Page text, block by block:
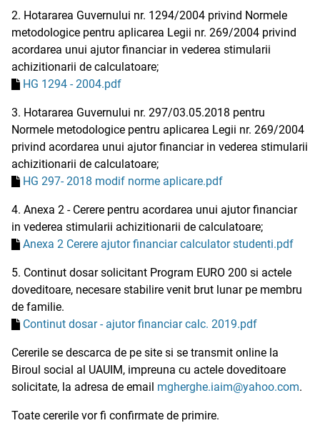
2. Hotararea Guvernului nr. 1294/2004 privind Normele
metodologice pentru aplicarea Legii nr. 269/2004 privind
acordarea unui ajutor financiar in vederea stimularii
achizitionarii de calculatoare;
HG 1294 - 2004.pdf
3. Hotararea Guvernului nr. 297/03.05.2018 pentru
Normele metodologice pentru aplicarea Legii nr. 269/2004
privind acordarea unui ajutor financiar in vederea stimularii
achizitionarii de calculatoare;
HG 297- 2018 modif norme aplicare.pdf
4. Anexa 2 - Cerere pentru acordarea unui ajutor financiar
in vederea stimularii achizitionarii de calculatoare;
Anexa 2 Cerere ajutor financiar calculator studenti.pdf
5. Continut dosar solicitant Program EURO 200 si actele
doveditoare, necesare stabilire venit brut lunar pe membru
de familie.
Continut dosar - ajutor financiar calc. 2019.pdf
Cererile se descarca de pe site si se transmit online la
Biroul social al UAUIM, impreuna cu actele doveditoare
solicitate, la adresa de email mgherghe.iaim@yahoo.com.
Toate cererile vor fi confirmate de primire.